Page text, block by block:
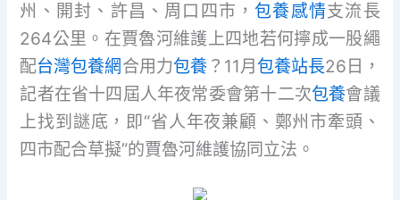
州、開封、許昌、周口四市，包養感情支流長
264公里。在賈魯河維護上四地若何擰成一股繩
配台灣包養網合用力包養？11月 包養站長26日，
記者在省十四屆人年夜常委會第十二次包養會議
上找到謎底，即“省人年夜兼顧、鄭州市牽頭、
四市配合草擬”的賈魯河維護協同立法。